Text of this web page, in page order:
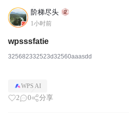
阶梯尽头
1小时前
wpsssfatie
325682332523d32560aaasdd
WPS AI
2 0 分享